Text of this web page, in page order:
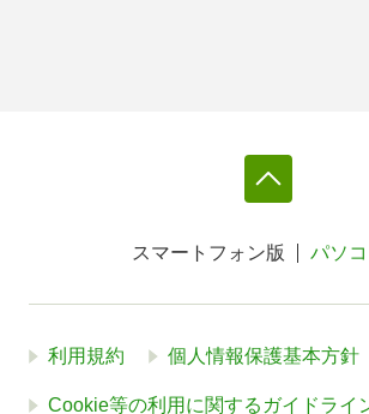
スマートフォン版 パソ
利用規約 個人情報保護基本方針
Cookie等の利用に関するガイドライ